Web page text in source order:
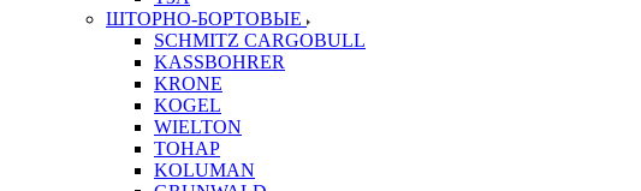
ШТОРНО-БОРТОВЫЕ
SCHMITZ CARGOBULL
KASSBOHRER
KRONE
KOGEL
WIELTON
ТОНАР
KOLUMAN